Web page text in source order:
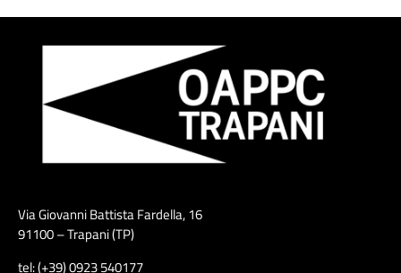
Via Giovanni Battista Fardella, 16
91100 – Trapani (TP)
tel: (+39) 0923 540177